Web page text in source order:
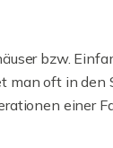
bzw.
man oft in den
einer